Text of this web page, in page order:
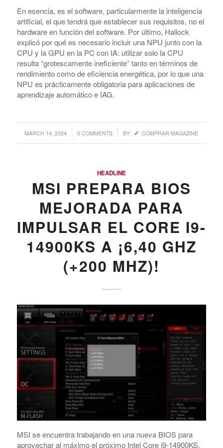
En esencia, es el software, particularmente la inteligencia
artificial, el que tendrá que establecer sus requisitos, no el
hardware en función del software. Por último, Hallock
explicó por qué es necesario incluir una NPU junto con la
CPU y la GPU en la PC con IA: utilizar solo la CPU
resulta “grotescamente ineficiente” tanto en términos de
rendimiento como de eficiencia energética, por lo que una
NPU es prácticamente obligatoria para aplicaciones de
aprendizaje automático e IAG.
MARCH 14, 2024
/ 0 COMMENTS
/ BY COMPRAR MAGAZINE
HEADLINE
MSI PREPARA BIOS
MEJORADA PARA
IMPULSAR EL CORE I9-
14900KS A ¡6,40 GHZ
(+200 MHZ)!
MSI se encuentra trabajando en una nueva BIOS para
aprovechar al máximo el próximo Intel Core i9-14900KS.